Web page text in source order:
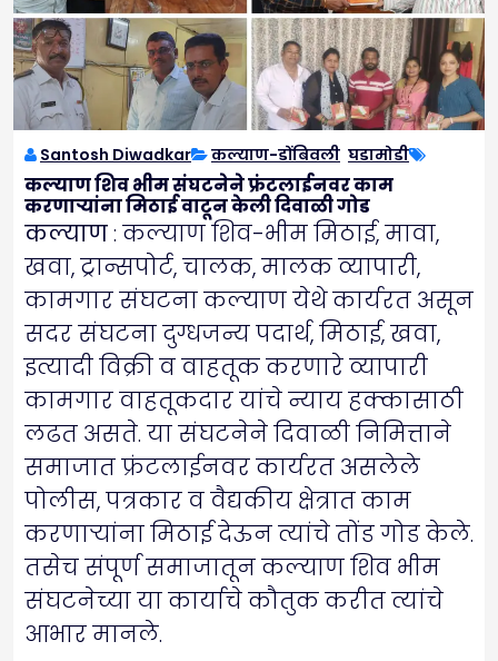
Santosh Diwadkar कल्याण-डोंबिवली घडामोडी
कल्याण शिव भीम संघटनेने फ्रंटलाईनवर काम
करणाऱ्यांना मिठाई वाटून केली दिवाळी गोड
कल्याण: कल्याण शिव-भीम मिठाई, मावा,
खवा, ट्रान्सपोर्ट, चालक, मालक व्यापारी,
कामगार संघटना कल्याण येथे कार्यरत असून
सदर संघटना दुग्धजन्य पदार्थ, मिठाई, खवा,
इत्यादी विक्री व वाहतूक करणारे व्यापारी
कामगार वाहतूकदार यांचे न्याय हक्कासाठी
लढत असते. या संघटनेने दिवाळी निमित्ताने
समाजात फ्रंटलाईनवर कार्यरत असलेले
पोलीस, पत्रकार व वैद्यकीय क्षेत्रात काम
करणाऱ्यांना मिठाई देऊन त्यांचे तोंड गोड केले.
तसेच संपूर्ण समाजातून कल्याण शिव भीम
संघटनेच्या या कार्याचे कौतुक करीत त्यांचे
आभार मानले.